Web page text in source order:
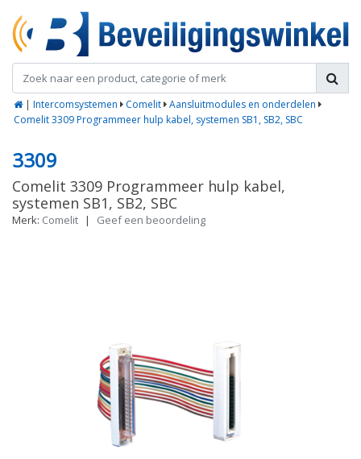
| Intercomsystemen Comelit Aansluitmodules en onderdelen
Comelit 3309 Programmeer hulp kabel, systemen SB1, SB2, SBC
3309
Comelit 3309 Programmeer hulp kabel,
systemen SB1, SB2, SBC
Merk: Comelit | Geef een beoordeling